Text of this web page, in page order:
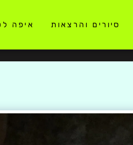
סיורים והרצאות איפה